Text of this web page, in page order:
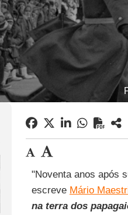
"Noventa anos após
escreve Mário
na terra dos